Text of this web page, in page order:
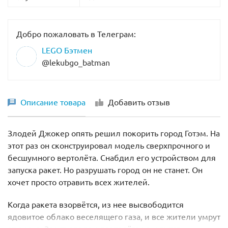
Добро пожаловать в Телеграм:
LEGO Бэтмен
@lekubgo_batman
Описание товара Добавить отзыв
Злодей Джокер опять решил покорить город Готэм. На
этот раз он сконструировал модель сверхпрочного и
бесшумного вертолёта. Снабдил его устройством для
запуска ракет. Но разрушать город он не станет. Он
хочет просто отравить всех жителей.
Когда ракета взорвётся, из нее высвободится
ядовитое облако веселящего газа, и все жители умрут